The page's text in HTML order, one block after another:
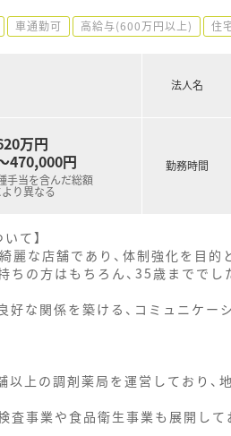
車通勤可 高給与(600万円以上) 住
万円
470,000円
手当を含んだ総額
り異なる
法人名
勤務時間
て】
な店舗であり、体制強化を目的
の方はもちろん、35歳まででし
な関係を築ける、コミュニケー
上の調剤薬局を運営しており、
事業や食品衛生事業も展開して